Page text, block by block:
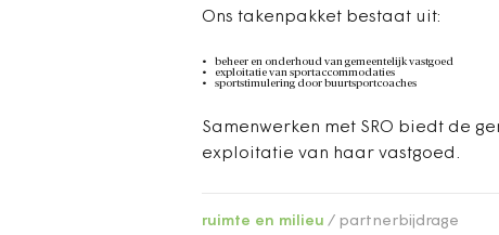
Ons takenpakket bestaat uit:
beheer en onderhoud van gemeentelijk vastgoed
exploitatie van sportaccommodaties
sportstimulering door buurtsportcoaches
Samenwerken met SRO biedt de
exploitatie van haar vastgoed.
ruimte en milieu partnerbijdrage